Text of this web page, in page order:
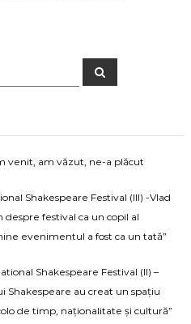
Search
venit, am văzut, ne-a plăcut
Shakespeare Festival (III) -Vlad
despre festival ca un copil al
evenimentul a fost ca un tată”
Shakespeare Festival (II) –
Shakespeare au creat un spațiu
de timp, naționalitate și cultură”